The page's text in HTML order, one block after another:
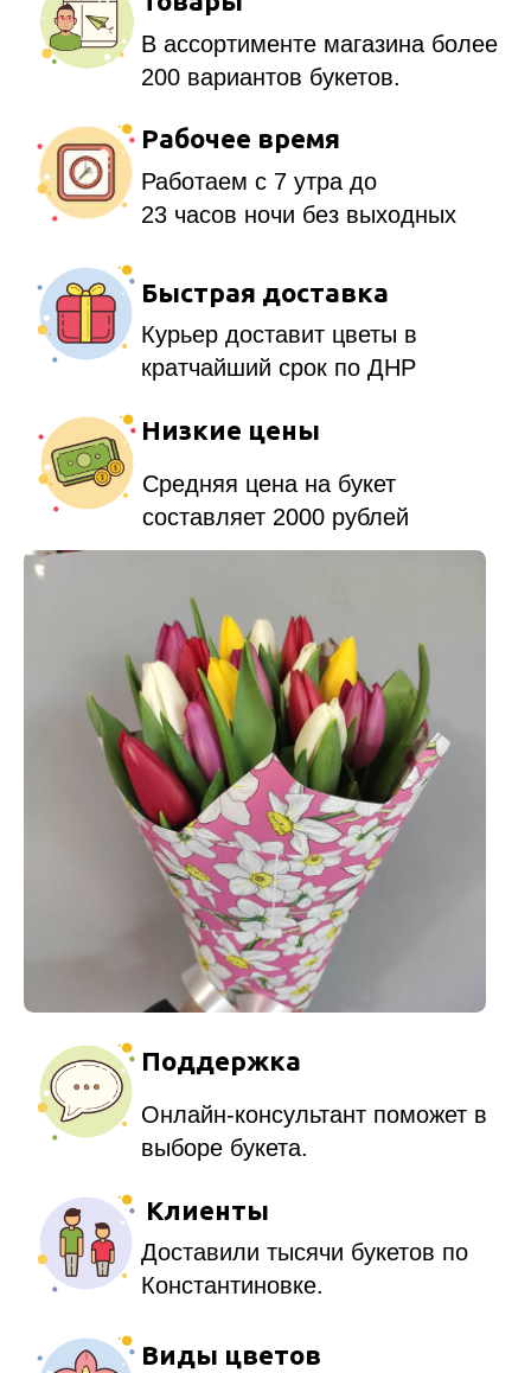
Клиенты
Доставили тысячи букетов по
Онлайн-консультант поможет в
выборе букета.
Виды цветов
Большой ассортимент цветов.
Свежесть и качество
Подписывайтесь, что бы не
пропустить скидки.